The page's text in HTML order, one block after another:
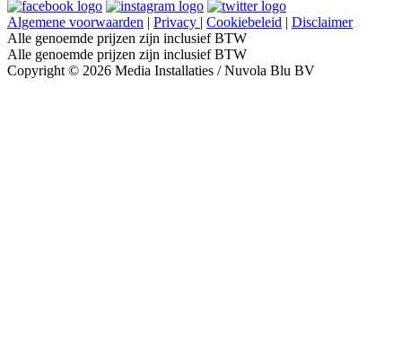
Algemene voorwaarden | Privacy | Cookiebeleid | Disclaimer
Alle genoemde prijzen zijn inclusief BTW
Alle genoemde prijzen zijn inclusief BTW
Copyright © 2026 Media Installaties / Nuvola Blu BV